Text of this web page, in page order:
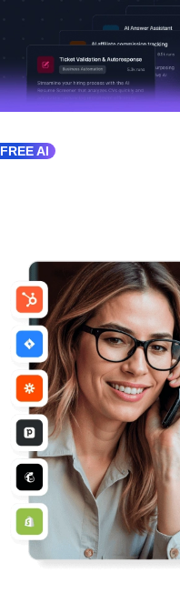
FREE AI